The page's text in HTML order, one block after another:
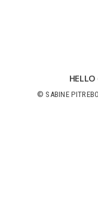
HELLO
© SABINE